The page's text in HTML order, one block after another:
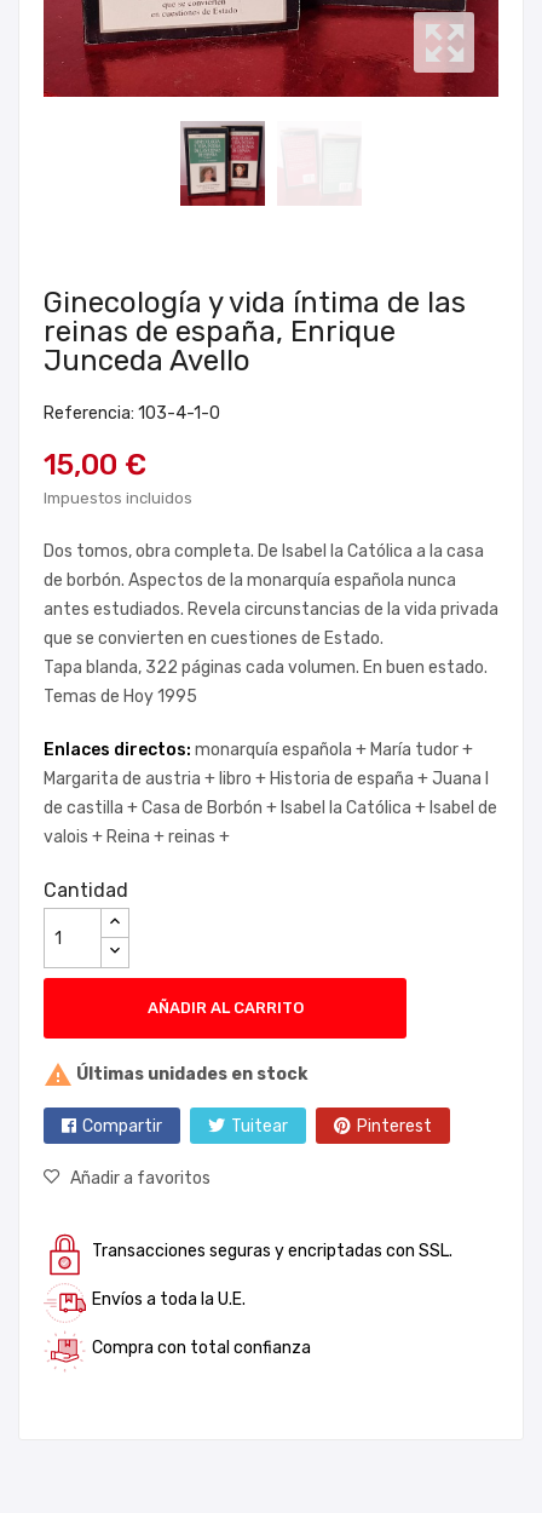
Ginecología y vida íntima de las
reinas de españa, Enrique
Junceda Avello
Referencia: 103-4-1-0
15,00 €
Impuestos incluidos
Dos tomos, obra completa. De Isabel la Católica a la casa
de borbón. Aspectos de la monarquía española nunca
antes estudiados. Revela circunstancias de la vida privada
que se convierten en cuestiones de Estado.
Tapa blanda, 322 páginas cada volumen. En buen estado.
Temas de Hoy 1995
Enlaces directos: monarquía española + María tudor +
Margarita de austria + libro + Historia de españa +Juana I
de castilla +Casa de Borbón + Isabel la Católica + Isabel de
valois + Reina +reinas +
Cantidad
AÑADIR AL CARRITO
 Últimas unidades en stock
Compartir Tuitear Pinterest
Añadir a favoritos
Transacciones seguras y encriptadas con SSL.
Envíos a toda la U.E.
Compra con total confianza